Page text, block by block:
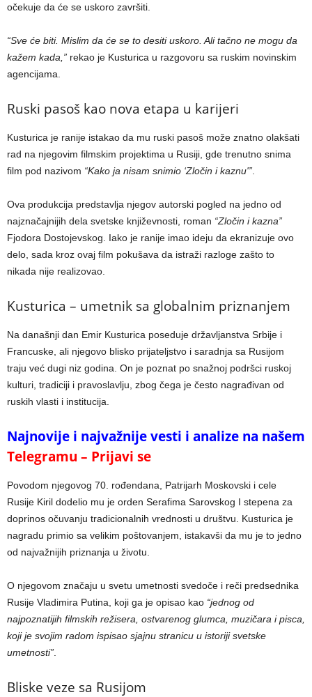
očekuje da će se uskoro završiti.
“Sve će biti. Mislim da će se to desiti uskoro. Ali tačno ne mogu da
kažem kada,” rekao je Kusturica u razgovoru sa ruskim novinskim
agencijama.
Ruski pasoš kao nova etapa u karijeri
Kusturica je ranije istakao da mu ruski pasoš može znatno olakšati
rad na njegovim filmskim projektima u Rusiji, gde trenutno snima
film pod nazivom “Kako ja nisam snimio ‘Zločin i kaznu'”
Ova produkcija predstavlja njegov autorski pogled na jedno od
najznačajnijih dela svetske književnosti, roman “Zločin i kazna”
Fjodora Dostojevskog. Iako je ranije imao ideju da ekranizuje ovo
delo, sada kroz ovaj film pokušava da istraži razloge zašto to
nikada nije realizovao.
Kusturica – umetnik sa globalnim priznanjem
Na današnji dan Emir Kusturica poseduje državljanstva Srbije i
Francuske, ali njegovo blisko prijateljstvo i saradnja sa Rusijom
traju već dugi niz godina. On je poznat po snažnoj podršci ruskoj
kulturi, tradiciji i pravoslavlju, zbog čega je često nagrađivan od
ruskih vlasti i institucija.
Najnovije i najvažnije vesti i analize na našem
Telegramu – Prijavi se
Povodom njegovog 70. rođendana, Patrijarh Moskovski i cele
Rusije Kiril dodelio mu je orden Serafima Sarovskog I stepena za
doprinos očuvanju tradicionalnih vrednosti u društvu. Kusturica je
nagradu primio sa velikim poštovanjem, istakavši da mu je to jedno
od najvažnijih priznanja u životu.
O njegovom značaju u svetu umetnosti svedoče i reči predsednika
Rusije Vladimira Putina, koji ga je opisao kao “jednog od
najpoznatijih filmskih režisera, ostvarenog glumca, muzičara i pisca,
koji je svojim radom ispisao sjajnu stranicu u istoriji svetske
umetnosti”
Bliske veze sa Rusijom